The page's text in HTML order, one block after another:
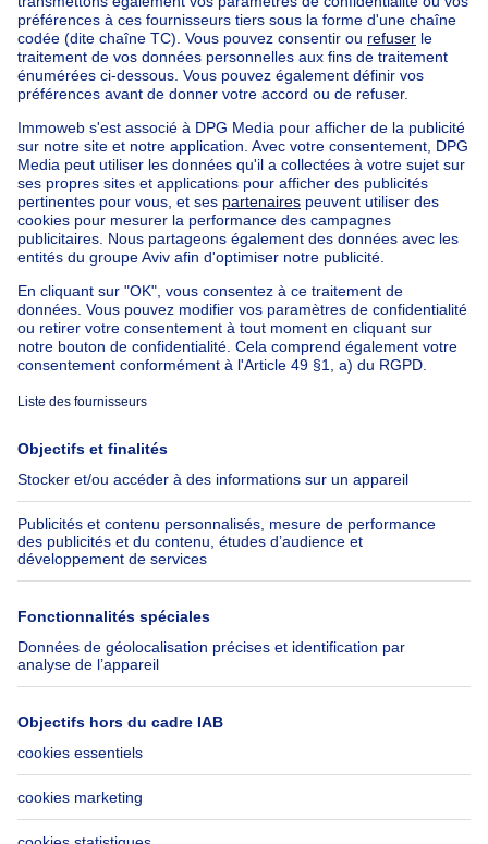
Nos maisons hors de la Belgique
Maison à vendre France
Maison à vendre Espagne
Maison à vendre Italie
Maison à vendre Luxembourg
Maison à vendre Pays-bas
Nos biens pas chèrsMaison à vendre pas cher
Appartements à louer pas cher
Nos biens à louer avec chambres
Appartement à vendre avec 3 chambres
Maison à vendre avec 3 chambres
Appartement à louer avec 3 chambres
Maison à louer avec 3 chambres
Appartement à louer avec 3 chambres Bruxelles-ville
À propos
Immoweb
Presse
Emplois
Groupe Axel Springer
SeLoger.com
Immowelt.de
Outils
Belfius
Assurances
Check-list déménagement
Aide
FAQ
Accessibilité
Contactez-nous
Suivez-nous
LinkedIn
Immoweb SA © 2026 - Tous droits réservés